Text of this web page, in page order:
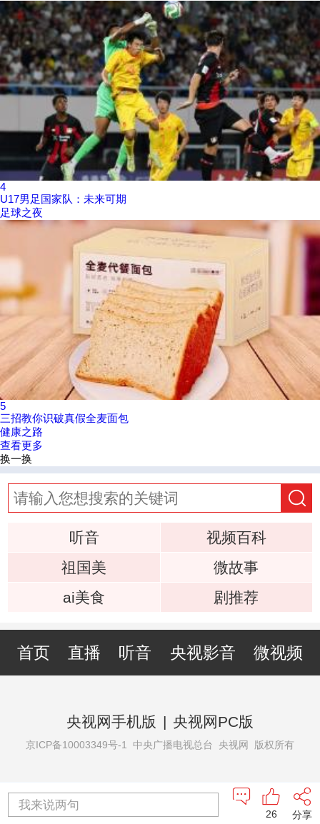
4
U17男足国家队：未来可期
足球之夜
5
三招教你识破真假全麦面包
健康之路
查看更多
换一换
听音
视频百科
祖国美
微故事
ai美食
剧推荐
首页 直播 听音 央视影音 微视频
央视网手机版 | 央视网PC版
京ICP备10003349号-1 中央广播电视总台 央视网 版权所有
我来说两句
分享
26